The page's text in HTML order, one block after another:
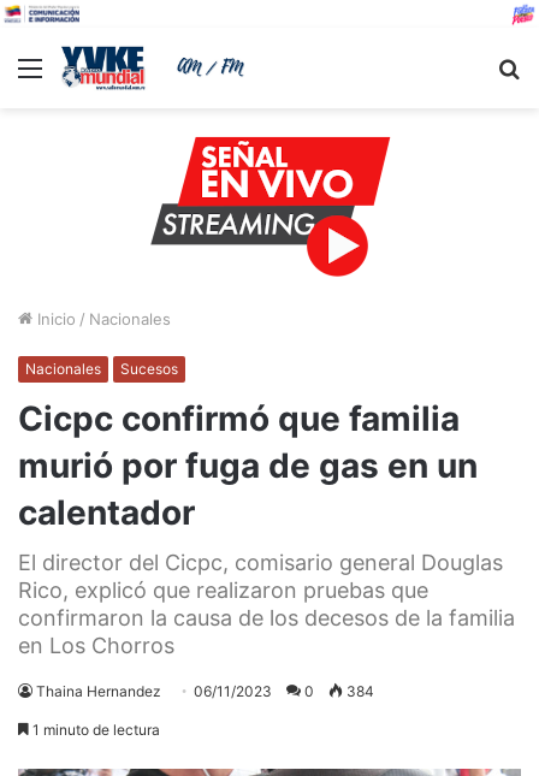
Menu
Inicio / Nacionales
Nacionales Sucesos
Cicpc confirmó que familia
murió por fuga de gas en un
calentador
El director del Cicpc, comisario general Douglas
Rico, explicó que realizaron pruebas que
confirmaron la causa de los decesos de la familia
en Los Chorros
Thaina Hernandez 06/11/2023 0 384
1 minuto de lectura